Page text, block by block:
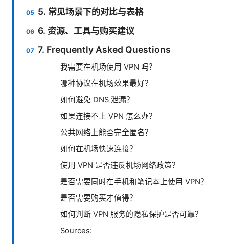
5. 常见场景下的对比与表格
6. 资源、工具与购买建议
7. Frequently Asked Questions
我需要在机场使用 VPN 吗？
哪种协议在机场效果最好？
如何避免 DNS 泄漏？
如果连接不上 VPN 怎么办？
公共网络上能否完全匿名？
如何在机场快速连接？
使用 VPN 是否违反机场网络政策？
是否需要同时在手机和笔记本上使用 VPN？
是否需要购买才值得？
如何判断 VPN 服务的隐私保护是否可靠？
Sources: